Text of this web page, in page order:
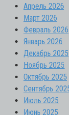
Апрель 2026
Март 2026
Февраль 2026
Январь 2026
Декабрь 2025
Ноябрь 2025
Октябрь 2025
Сентябрь
Июль 2025
Июнь 2025